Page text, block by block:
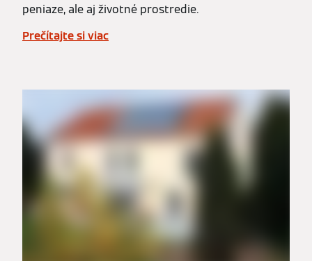
peniaze, ale aj životné prostredie.
Prečítajte si viac